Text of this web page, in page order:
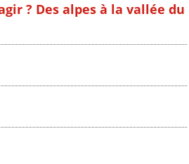
? Des alpes à la vallée du